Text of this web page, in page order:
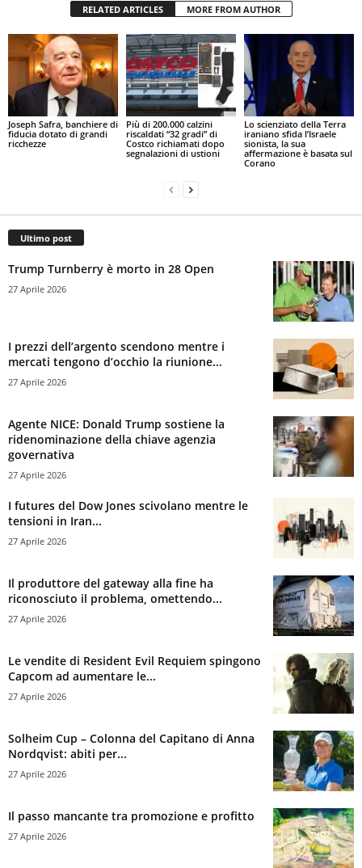
RELATED ARTICLES MORE FROM AUTHOR
Joseph Safra, banchiere di
fiducia dotato di grandi
ricchezze
Più di 200.000 calzini
riscaldati “32 gradi” di
Costco richiamati dopo
segnalazioni di ustioni
Lo scienziato della Terra
iraniano sfida l’Israele
sionista, la sua
affermazione è basata sul
Corano
Ultimo post
Trump Turnberry è morto in 28 Open
27 Aprile 2026
I prezzi dell’argento scendono mentre i
mercati tengono d’occhio la riunione...
27 Aprile 2026
Agente NICE: Donald Trump sostiene la
ridenominazione della chiave agenzia
governativa
27 Aprile 2026
I futures del Dow Jones scivolano mentre le
tensioni in Iran...
27 Aprile 2026
Il produttore del gateway alla fine ha
riconosciuto il problema, omettendo...
27 Aprile 2026
Le vendite di Resident Evil Requiem spingono
Capcom ad aumentare le...
27 Aprile 2026
Solheim Cup – Colonna del Capitano di Anna
Nordqvist: abiti per...
27 Aprile 2026
Il passo mancante tra promozione e profitto
27 Aprile 2026